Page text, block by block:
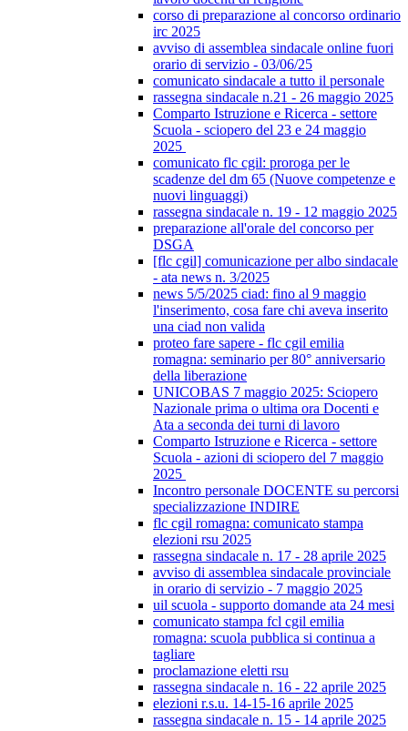
corso di preparazione al concorso ordinario
irc 2025
avviso di assemblea sindacale online fuori
orario di servizio - 03/06/25
comunicato sindacale a tutto il personale
rassegna sindacale n.21 - 26 maggio 2025
Comparto Istruzione e Ricerca - settore
Scuola - sciopero del 23 e 24 maggio
2025
comunicato flc cgil: proroga per le
scadenze del dm 65 (Nuove competenze e
nuovi linguaggi)
rassegna sindacale n. 19 - 12 maggio 2025
preparazione all'orale del concorso per
DSGA
[flc cgil] comunicazione per albo sindacale
- ata news n. 3/2025
news 5/5/2025 ciad: fino al 9 maggio
l'inserimento, cosa fare chi aveva inserito
una ciad non valida
proteo fare sapere - flc cgil emilia
romagna: seminario per 80° anniversario
della liberazione
UNICOBAS 7 maggio 2025: Sciopero
Nazionale prima o ultima ora Docenti e
Ata a seconda dei turni di lavoro
Comparto Istruzione e Ricerca - settore
Scuola - azioni di sciopero del 7 maggio
2025
Incontro personale DOCENTE su percorsi
specializzazione INDIRE
flc cgil romagna: comunicato stampa
elezioni rsu 2025
rassegna sindacale n. 17 - 28 aprile 2025
avviso di assemblea sindacale provinciale
in orario di servizio - 7 maggio 2025
uil scuola - supporto domande ata 24 mesi
comunicato stampa fcl cgil emilia
romagna: scuola pubblica si continua a
tagliare
proclamazione eletti rsu
rassegna sindacale n. 16 - 22 aprile 2025
elezioni r.s.u. 14-15-16 aprile 2025
rassegna sindacale n. 15 - 14 aprile 2025